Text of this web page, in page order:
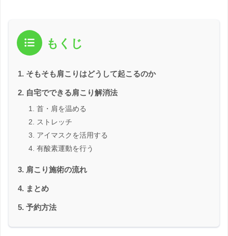
もくじ
そもそも肩こりはどうして起こるのか
自宅でできる肩こり解消法
首・肩を温める
ストレッチ
アイマスクを活用する
有酸素運動を行う
肩こり施術の流れ
まとめ
予約方法